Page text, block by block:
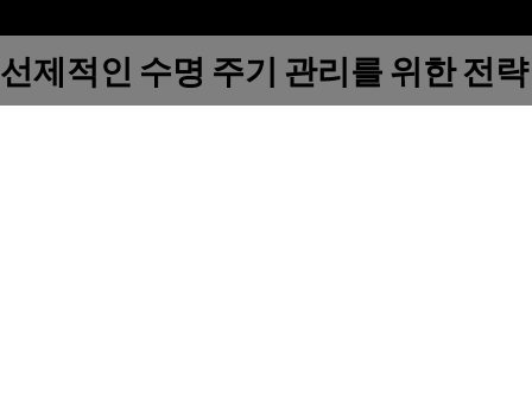
선제적인 수명 주기 관리를 위한 전략